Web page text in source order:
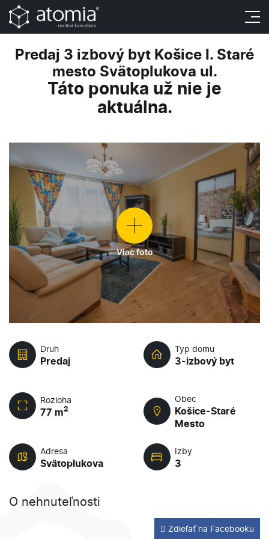
Predaj 3 izbový byt Košice I. Staré
mesto Svätoplukova ul.
Táto ponuka už nie je
aktuálna.
Táto ponuka už nie je aktuálna.
Viac foto
Druh
Predaj
Typ domu
3-izbový byt
Rozloha
77 m2
Obec
Košice-Staré
Mesto
Adresa
Svätoplukova
Izby
3
O nehnuteľnosti
Zdieľať na Facebooku